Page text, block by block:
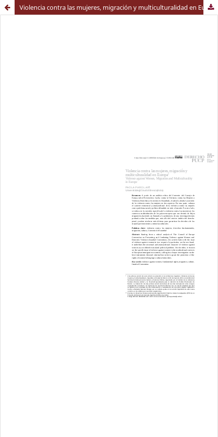
Violencia contra las mujeres, migración y multiculturalidad en Europa